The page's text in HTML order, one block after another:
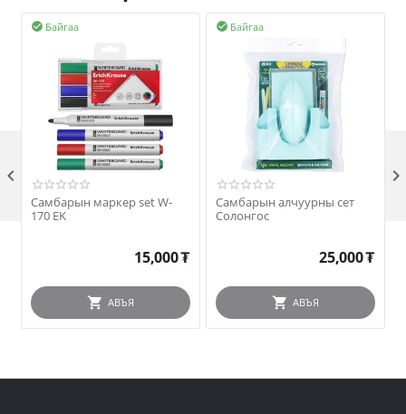
Байгаа

Самбарын маркер set W-
170 EK
15,000₮
АВЪЯ
Байгаа

Самбарын алчуурны сет
Солонгос
25,000₮
АВЪЯ
 